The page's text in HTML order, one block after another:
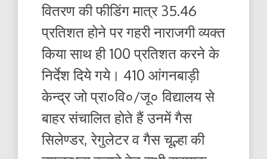
वितरण की फीडिंग मात्र 35.46
प्रतिशत होने पर गहरी नाराजगी व्यक्त
किया साथ ही 100 प्रतिशत करने के
निर्देश दिये गये। 410 आंगनबाड़ी
केन्द्र जो प्रा०वि०/जू० विद्यालय से
बाहर संचालित होते हैं उनमें गैस
सिलेण्डर, रेगुलेटर व गैस चूल्हा की